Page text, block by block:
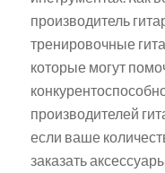
производитель
тренировочные
которые могут
производителей
если ваше
заказать